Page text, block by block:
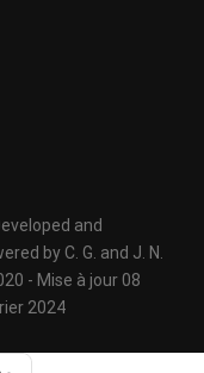
and
by C. G. and J. N.
- Mise à jour 08
2024